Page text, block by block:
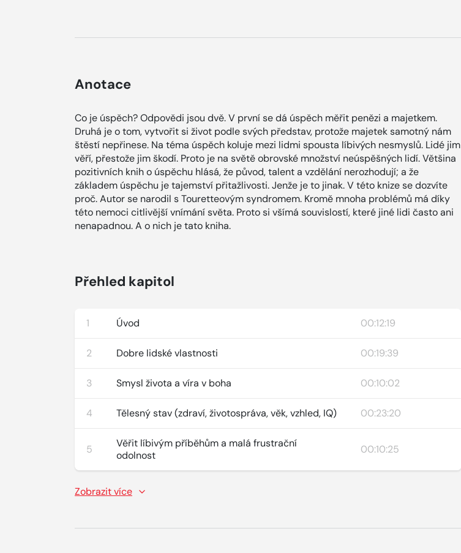
Anotace
Co je úspěch? Odpovědi jsou dvě. V první se dá úspěch měřit penězi a majetkem.
Druhá je o tom, vytvořit si život podle svých představ, protože majetek samotný nám
štěstí nepřinese. Na téma úspěch koluje mezi lidmi spousta líbivých nesmyslů. Lidé jim
věří, přestože jim škodí. Proto je na světě obrovské množství neúspěšných lidí. Většina
pozitivních knih o úspěchu hlásá, že původ, talent a vzdělání nerozhodují; a že
základem úspěchu je tajemství přitažlivosti. Jenže je to jinak. V této knize se dozvíte
proč. Autor se narodil s Touretteovým syndromem. Kromě mnoha problémů má díky
této nemoci citlivější vnímání světa. Proto si všímá souvislostí, které jiné lidi často ani
nenapadnou. A o nich je tato kniha.
Přehled kapitol
1 Úvod 00:12:19
2 Dobre lidské vlastnosti 00:19:39
3 Smysl života a víra v boha 00:10:02
4 Tělesný stav (zdraví, životospráva, věk, vzhled, IQ) 00:23:20
5
Věřit líbivým příběhům a malá frustrační
odolnost
00:10:25
Zobrazit více